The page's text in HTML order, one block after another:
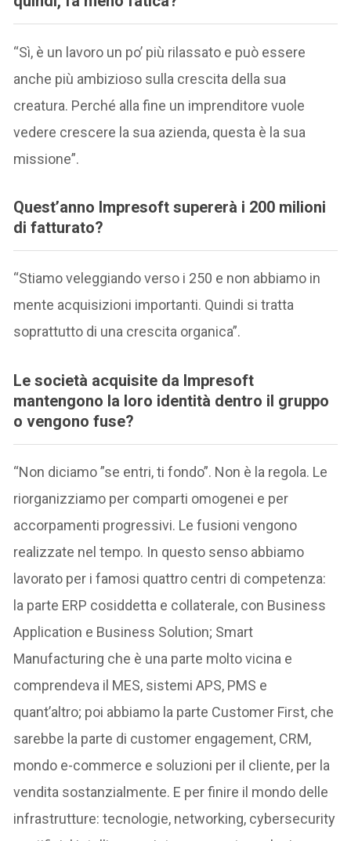
“Sì, è un lavoro un po’ più rilassato e può essere
anche più ambizioso sulla crescita della sua
creatura. Perché alla fine un imprenditore vuole
vedere crescere la sua azienda, questa è la sua
missione”.
Quest’anno Impresoft supererà i 200 milioni
di fatturato?
“Stiamo veleggiando verso i 250 e non abbiamo in
mente acquisizioni importanti. Quindi si tratta
soprattutto di una crescita organica”.
Le società acquisite da Impresoft
mantengono la loro identità dentro il gruppo
o vengono fuse?
“Non diciamo ”se entri, ti fondo”. Non è la regola. Le
riorganizziamo per comparti omogenei e per
accorpamenti progressivi. Le fusioni vengono
realizzate nel tempo. In questo senso abbiamo
lavorato per i famosi quattro centri di competenza:
la parte ERP cosiddetta e collaterale, con Business
Application e Business Solution; Smart
Manufacturing che è una parte molto vicina e
comprendeva il MES, sistemi APS, PMS e
quant’altro; poi abbiamo la parte Customer First, che
sarebbe la parte di customer engagement, CRM,
mondo e-commerce e soluzioni per il cliente, per la
vendita sostanzialmente. E per finire il mondo delle
infrastrutture: tecnologie, networking, cybersecurity